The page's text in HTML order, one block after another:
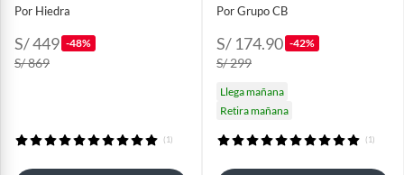
Por Hiedra
S/ 449 -48%
S/ 869
(1)
Por Grupo CB
S/ 174.90 -42%
S/ 299
Llega mañana
Retira mañana
(1)